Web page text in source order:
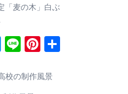
「麦の木」白ぶ
Twitter
LinePinterest
共